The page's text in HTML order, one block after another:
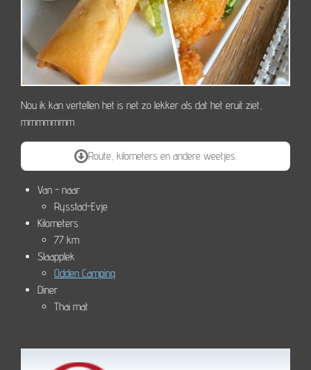
Nou ik kan vertellen het is net zo lekker als dat het eruit ziet,
mmmmmmm
Route, kilometers en andere weetjes.
Van - naar
Rysstad-Evje
Kilometers
77 km
Slaapplek
Odden Camping
Diner
Thai mat